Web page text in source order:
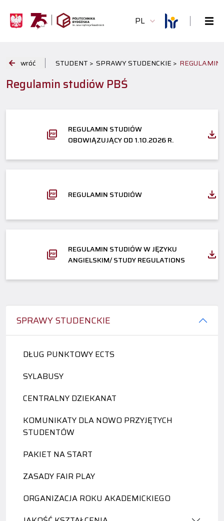
PL
wróć STUDENT > SPRAWY STUDENCKIE > REGULAMIN
SPRAWY STUDENCKIE
DŁUG PUNKTOWY ECTS
SYLABUSY
CENTRALNY DZIEKANAT
KOMUNIKATY DLA NOWO PRZYJĘTYCH
STUDENTÓW
PAKIET NA START
ZASADY FAIR PLAY
ORGANIZACJA ROKU AKADEMICKIEGO
Regulamin studiów PBŚ
REGULAMIN STUDIÓW
OBOWIĄZUJĄCY OD 1.10.2026 R.
REGULAMIN STUDIÓW
REGULAMIN STUDIÓW W JĘZYKU
ANGIELSKIM/ STUDY REGULATIONS